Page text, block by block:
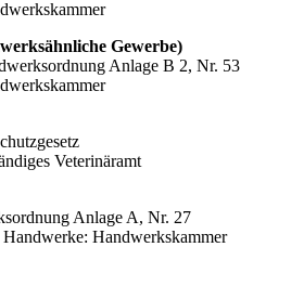
Gewerbe)
Anlage B 2, Nr. 53
Veterinäramt
Anlage A, Nr. 27
Handwerkskammer